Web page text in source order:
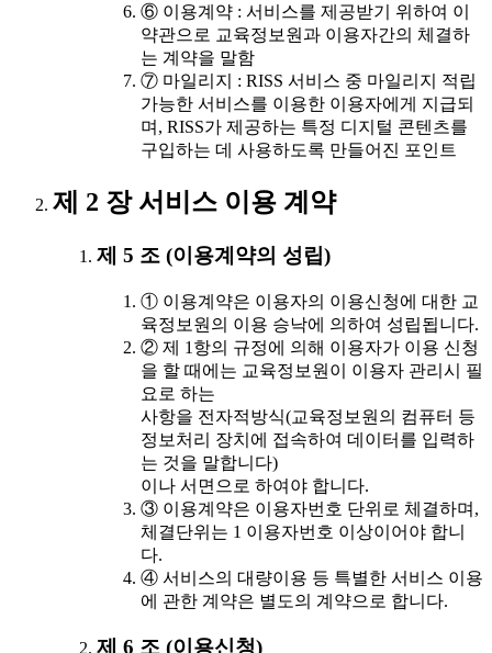
⑥ 이용계약 : 서비스를 제공받기 위하여 이
약관으로 교육정보원과 이용자간의 체결하
는 계약을 말함
⑦ 마일리지 : RISS 서비스 중 마일리지 적립
가능한 서비스를 이용한 이용자에게 지급되
며, RISS가 제공하는 특정 디지털 콘텐츠를
구입하는 데 사용하도록 만들어진 포인트
제 2 장 서비스 이용 계약
제 5 조 (이용계약의 성립)
① 이용계약은 이용자의 이용신청에 대한 교
육정보원의 이용 승낙에 의하여 성립됩니다.
② 제 1항의 규정에 의해 이용자가 이용 신청
을 할 때에는 교육정보원이 이용자 관리시 필
요로 하는
사항을 전자적방식(교육정보원의 컴퓨터 등
정보처리 장치에 접속하여 데이터를 입력하
는 것을 말합니다)
이나 서면으로 하여야 합니다.
③ 이용계약은 이용자번호 단위로 체결하며,
체결단위는 1 이용자번호 이상이어야 합니
다.
④ 서비스의 대량이용 등 특별한 서비스 이용
에 관한 계약은 별도의 계약으로 합니다.
제 6 조 (이용신청)